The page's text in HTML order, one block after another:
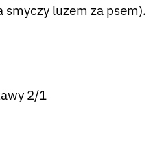
luzem za psem).
2/1